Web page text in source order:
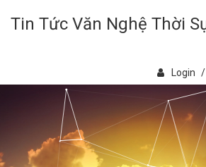
Tin Tức Văn Nghệ Thời
Login /